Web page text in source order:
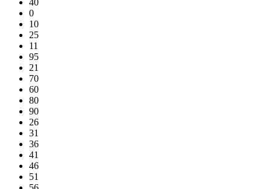
40
0
10
25
11
95
21
70
60
80
90
26
31
36
41
46
51